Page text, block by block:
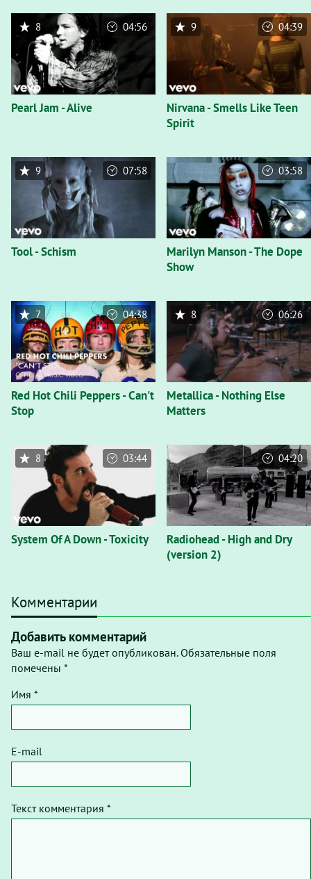
Pearl Jam - Alive
8 04:56
Nirvana - Smells Like Teen
Spirit
9 04:39
Tool - Schism
9 07:58
Marilyn Manson - The Dope
Show
03:58
Red Hot Chili Peppers - Can't
Stop
7 04:38
Metallica - Nothing Else
Matters
8 06:26
System Of A Down - Toxicity
8 03:44
Radiohead - High and Dry
(version 2)
04:20
Комментарии
Добавить комментарий
Ваш e-mail не будет опубликован. Обязательные поля
помечены *
Имя *
E-mail
Текст комментария *